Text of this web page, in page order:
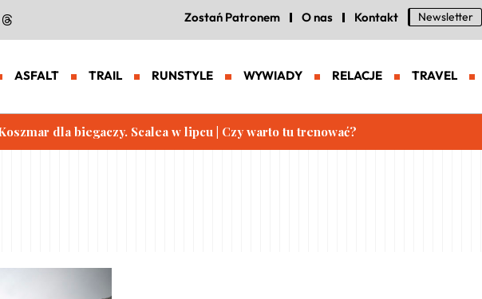
Zostań Patronem O nas Kontakt Newsletter
ASFALT TRAIL RUNSTYLE WYWIADY RELACJE TRAVEL
dla biegaczy. Scalea w lipcu | Czy warto tu trenować?